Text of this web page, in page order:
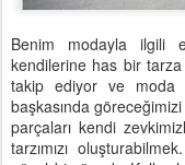
Benim modayla ilgili
kendilerine has bir tarza
takip ediyor ve moda
başkasında
parçaları kendi
tarzımızı